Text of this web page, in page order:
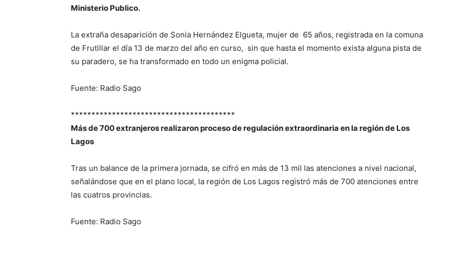
Ministerio Publico.
La extraña desaparición de Sonia Hernández Elgueta, mujer de 65 años, registrada en la comuna
de Frutillar el día 13 de marzo del año en curso, sin que hasta el momento exista alguna pista de
su paradero, se ha transformado en todo un enigma policial.
Fuente: Radio Sago
****************************************
Más de 700 extranjeros realizaron proceso de regulación extraordinaria en la región de Los
Lagos
Tras un balance de la primera jornada, se cifró en más de 13 mil las atenciones a nivel nacional,
señalándose que en el plano local, la región de Los Lagos registró más de 700 atenciones entre
las cuatros provincias.
Fuente: Radio Sago